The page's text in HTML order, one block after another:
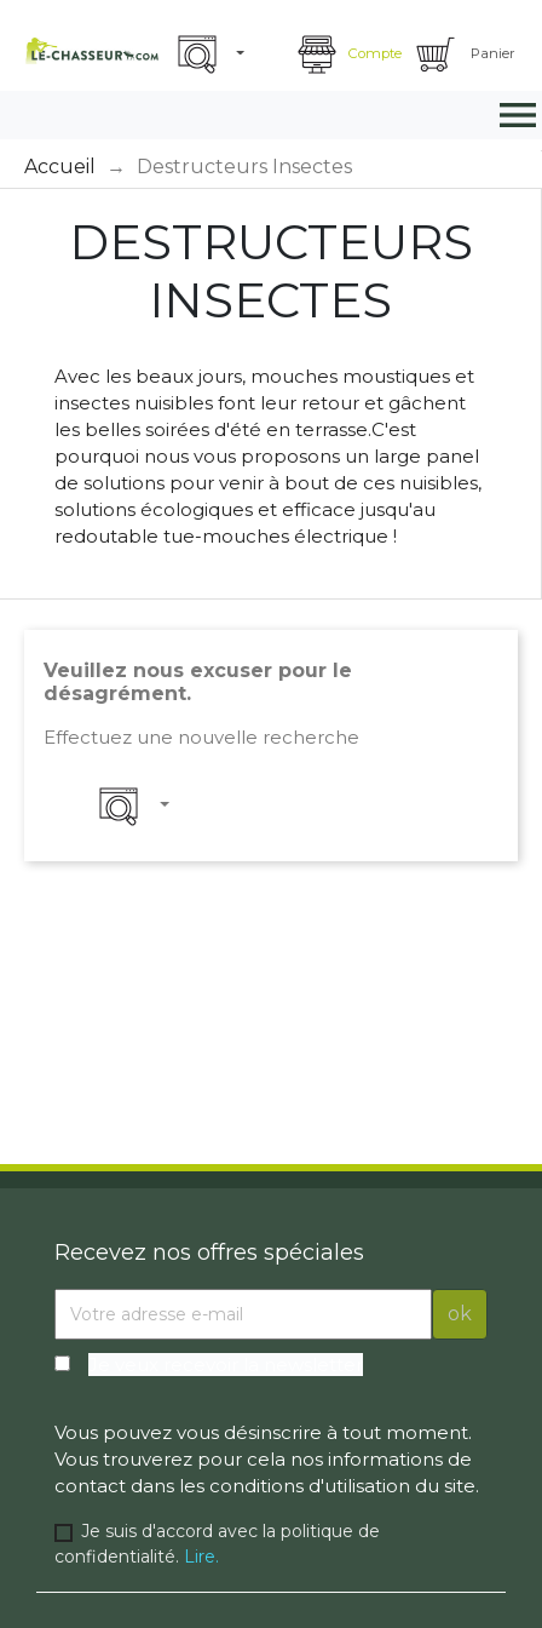
Compte Panier

Accueil Destructeurs Insectes
DESTRUCTEURS
INSECTES
Avec les beaux jours, mouches moustiques et
insectes nuisibles font leur retour et gâchent
les belles soirées d'été en terrasse.C'est
pourquoi nous vous proposons un large panel
de solutions pour venir à bout de ces nuisibles,
solutions écologiques et efficace jusqu'au
redoutable tue-mouches électrique !
Veuillez nous excuser pour le
désagrément.
Effectuez une nouvelle recherche
Recevez nos offres spéciales
Vous pouvez vous désinscrire à tout moment.
Vous trouverez pour cela nos informations de
contact dans les conditions d'utilisation du site.
Je suis d'accord avec la politique de
confidentialité. Lire.